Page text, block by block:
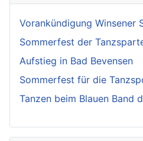
Vorankündigung Winsener
Sommerfest der
Aufstieg in Bad Bevensen
Sommerfest für die
Tanzen beim Blauen Band